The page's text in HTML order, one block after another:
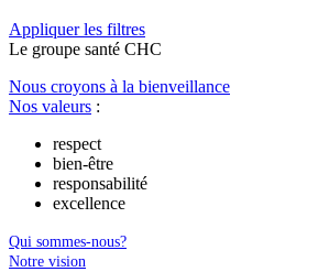
Appliquer les filtres
Le groupe santé CHC
Nous croyons à la bienveillance
Nos valeurs :
respect
bien-être
responsabilité
excellence
Qui sommes-nous?
Notre vision